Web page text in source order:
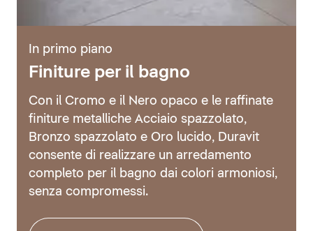
In primo piano
Finiture per il bagno
Con il Cromo e il Nero opaco e le raffinate
finiture metalliche Acciaio spazzolato,
Bronzo spazzolato e Oro lucido, Duravit
consente di realizzare un arredamento
completo per il bagno dai colori armoniosi,
senza compromessi.